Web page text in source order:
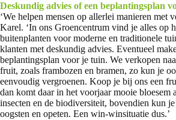
Deskundig advies of een beplantingsplan
‘We helpen mensen op allerlei manieren met
Karel. ‘In ons Groencentrum vind je alles op
buitenplanten voor moderne en traditionele
klanten met deskundig advies. Eventueel
beplantingsplan voor je tuin. We verkopen
fruit, zoals frambozen en bramen, zo kun je
eenvoudig vergroenen. Koop je bij ons een
dan komt daar in het voorjaar mooie bloesem
insecten en de biodiversiteit, bovendien kun
oogsten en opeten. Een win-winsituatie dus.’